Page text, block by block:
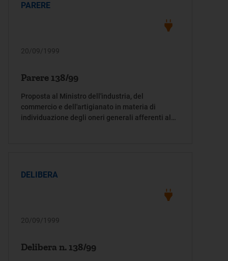
PARERE
20/09/1999
Parere 138/99
Proposta al Ministro dell'industria, del
commercio e dell'artigianato in materia di
individuazione degli oneri generali afferenti al
DELIBERA
20/09/1999
Delibera n. 138/99